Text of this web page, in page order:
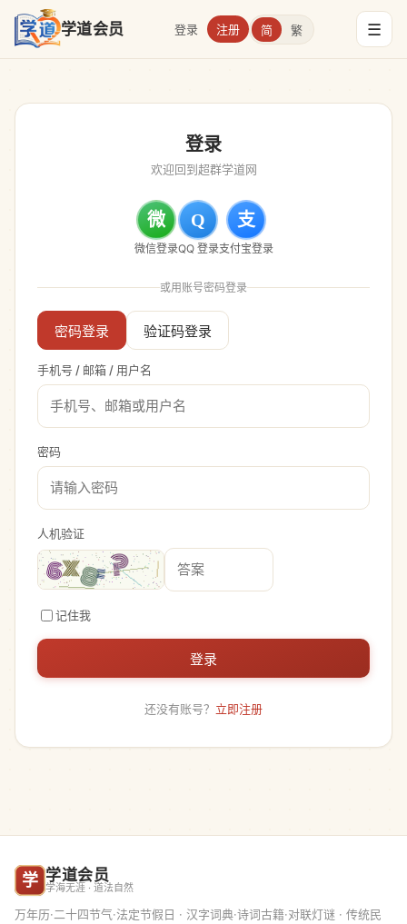
学道会员 登录 注册 简 繁 ☰
登录
欢迎回到超群学道网
微
微信登录
Q
QQ 登录
支
支付宝登录
或用账号密码登录
密码登录 验证码登录
手机号 / 邮箱 / 用户名
密码
人机验证
记住我
登录
还没有账号？ 立即注册
学 学道会员
学海无涯 · 道法自然
万年历·二十四节气·法定节假日 · 汉字词典·诗词古籍·对联灯谜 · 传统民